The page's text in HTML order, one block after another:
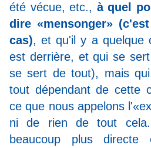
été vécue, etc., à quel
dire «mensonger»
cas), et qu'il y a quelque
est derrière, et qui se
se sert de tout), mais
tout dépendant de cette
ce que nous appelons
ni de rien de tout
beaucoup plus directe